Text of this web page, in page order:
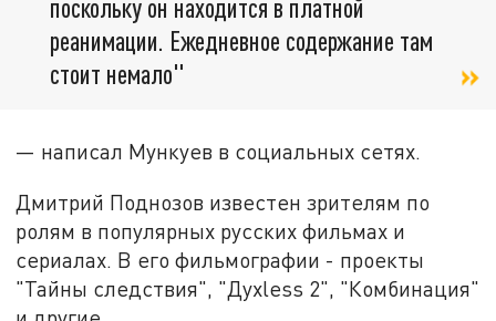
поскольку он находится в платной
реанимации. Ежедневное содержание там
стоит немало"
— написал Мункуев в социальных сетях.
Дмитрий Поднозов известен зрителям по
ролям в популярных русских фильмах и
сериалах. В его фильмографии - проекты
"Тайны следствия", "Духless 2", "Комбинация"